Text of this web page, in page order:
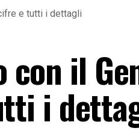
e tutti i dettagli
il
i